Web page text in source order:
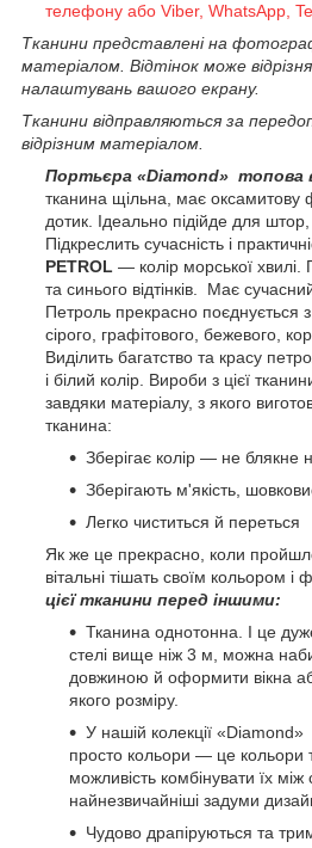
телефону або Viber, WhatsApp,
Тканини представлені на
матеріалом. Відтінок може
налаштувань вашого екрану.
Тканини відправляються за
відрізним матеріалом.
Портьєра «Diamond» топова
тканина щільна, має оксамитову
дотик. Ідеально підійде для
Підкреслить сучасність і
PETROL — колір морської
та синього відтінків. Має
Петроль прекрасно поєднується з
сірого, графітового, бежевого,
Виділить багатство та красу
і білий колір. Вироби з цієї
завдяки матеріалу, з якого
тканина:
Зберігає колір — не блякне
Зберігають м'якість,
Легко чиститься й переться
Як же це прекрасно, коли
вітальні тішать своїм кольором і
цієї тканини перед іншими:
Тканина однотонна. І це
стелі вище ніж 3 м, можна
довжиною й оформити вікна
якого розміру.
У нашій колекції «Diamond»
просто кольори — це кольори
можливість комбінувати їх між
найнезвичайніші задуми
Чудово драпіруються та